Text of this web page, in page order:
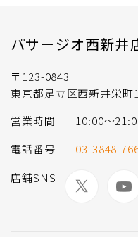
パサージオ西新井
〒123-0843
東京都足立区西新井栄
営業時間
10:00〜
電話番号
03-3848-
店舗SNS